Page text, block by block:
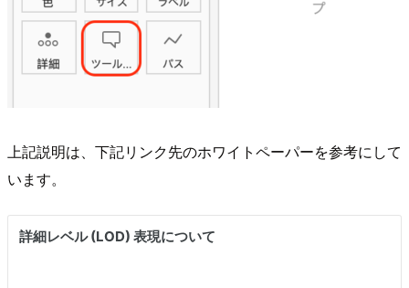
上記説明は、下記リンク先のホワイトペーパーを参考にして
います。